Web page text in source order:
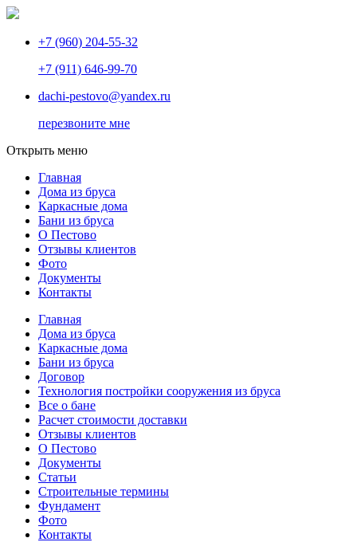
+7 (960) 204-55-32
+7 (911) 646-99-70
dachi-pestovo@yandex.ru
перезвоните мне
Открыть меню
Главная
Дома из бруса
Каркасные дома
Бани из бруса
О Пестово
Отзывы клиентов
Фото
Документы
Контакты
Главная
Дома из бруса
Каркасные дома
Бани из бруса
Договор
Технология постройки сооружения из бруса
Все о бане
Расчет стоимости доставки
Отзывы клиентов
О Пестово
Документы
Статьи
Строительные термины
Фундамент
Фото
Контакты